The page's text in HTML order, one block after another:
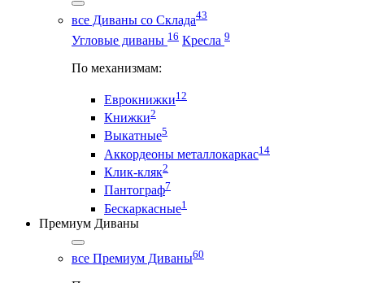
все Диваны со Склада43
Угловые диваны 16 Кресла 9
По механизмам:
Еврокнижки12
Книжки2
Выкатные5
Аккордеоны металлокаркас14
Клик-кляк2
Пантограф7
Бескаркасные1
Премиум Диваны
все Премиум Диваны60